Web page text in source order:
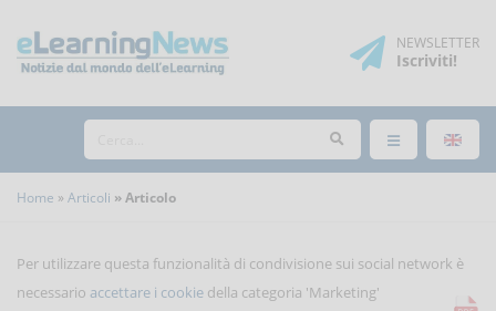
NEWSLETTER
Iscriviti!
Home Articoli Articolo
Per utilizzare questa funzionalità di condivisione sui social network è
necessario accettare i cookie della categoria 'Marketing'